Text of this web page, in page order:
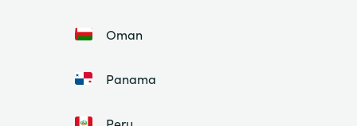
Oman
Panama